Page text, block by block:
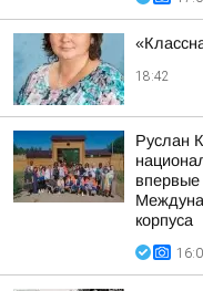
18:42
Руслан
впервые
корпуса